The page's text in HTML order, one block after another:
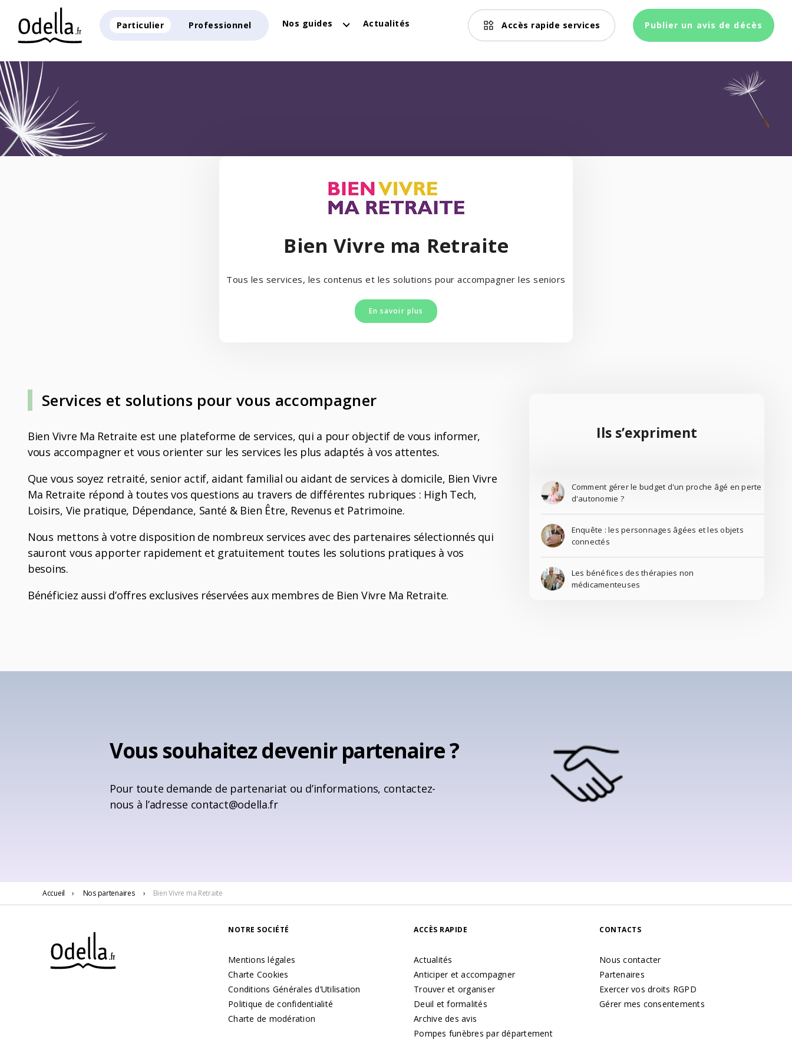
Particulier Professionnel Nos guides Actualités Accès rapide services Publier un avis de décès
Bien Vivre ma Retraite
Tous les services, les contenus et les solutions pour accompagner les seniors
En savoir plus
Services et solutions pour vous accompagner
Bien Vivre Ma Retraite est une plateforme de services, qui a pour objectif de vous informer,
vous accompagner et vous orienter sur les services les plus adaptés à vos attentes.
Que vous soyez retraité, senior actif, aidant familial ou aidant de services à domicile, Bien Vivre
Ma Retraite répond à toutes vos questions au travers de différentes rubriques : High Tech,
Loisirs, Vie pratique, Dépendance, Santé & Bien Être, Revenus et Patrimoine.
Nous mettons à votre disposition de nombreux services avec des partenaires sélectionnés qui
sauront vous apporter rapidement et gratuitement toutes les solutions pratiques à vos
besoins.
Bénéficiez aussi d’offres exclusives réservées aux membres de Bien Vivre Ma Retraite.
Ils s’expriment​
Comment gérer le budget d'un proche âgé en perte
d'autonomie ?
Enquête : les personnages âgées et les objets
connectés
Les bénéfices des thérapies non
médicamenteuses
Vous souhaitez devenir partenaire ?
Pour toute demande de partenariat ou d’informations, contactez-
nous à l’adresse contact@odella.fr
Accueil › Nos partenaires › Bien Vivre ma Retraite
NOTRE SOCIÉTÉ
Mentions légales
Charte Cookies
Conditions Générales d’Utilisation
Politique de confidentialité
Charte de modération
ACCÈS RAPIDE
Actualités
Anticiper et accompagner
Trouver et organiser
Deuil et formalités
Archive des avis
Pompes funèbres par département
CONTACTS
Nous contacter
Partenaires
Exercer vos droits RGPD
Gérer mes consentements